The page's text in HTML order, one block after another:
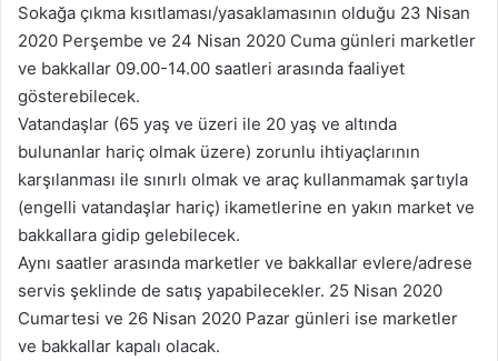
Sokağa çıkma kısıtlaması/yasaklamasının olduğu 23 Nisan
2020 Perşembe ve 24 Nisan 2020 Cuma günleri marketler
ve bakkallar 09.00-14.00 saatleri arasında faaliyet
gösterebilecek.
Vatandaşlar (65 yaş ve üzeri ile 20 yaş ve altında
bulunanlar hariç olmak üzere) zorunlu ihtiyaçlarının
karşılanması ile sınırlı olmak ve araç kullanmamak şartıyla
(engelli vatandaşlar hariç) ikametlerine en yakın market ve
bakkallara gidip gelebilecek.
Aynı saatler arasında marketler ve bakkallar evlere/adrese
servis şeklinde de satış yapabilecekler. 25 Nisan 2020
Cumartesi ve 26 Nisan 2020 Pazar günleri ise marketler
ve bakkallar kapalı olacak.